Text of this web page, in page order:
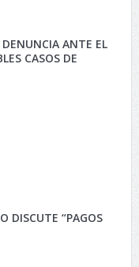
DENUNCIA ANTE EL
CASOS DE
DISCUTE “PAGOS